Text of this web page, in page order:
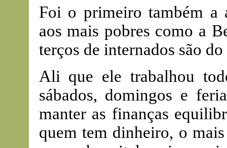
Foi o primeiro também a
aos mais pobres como a
terços de internados são do
Ali que ele trabalhou
sábados, domingos e
manter as finanças
quem tem dinheiro, o